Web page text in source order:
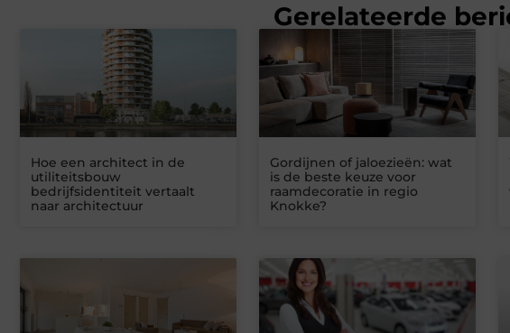
Gerelateerde
Hoe een architect in de
utiliteitsbouw
bedrijfsidentiteit vertaalt
naar architectuur
Gordijnen of jaloezieën: wat
is de beste keuze voor
raamdecoratie in regio
Knokke?